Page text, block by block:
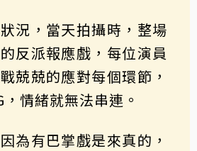
況，當天拍攝時，整場
反派報應戲，每位演員
兢兢的應對每個環節，
情緒就無法串連。
為有巴掌戲是來真的，